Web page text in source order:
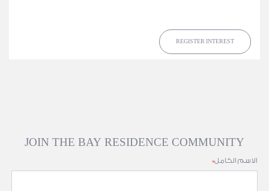
REGISTER INTEREST
JOIN THE BAY RESIDENCE COMMUNITY
الاسم الكامل*